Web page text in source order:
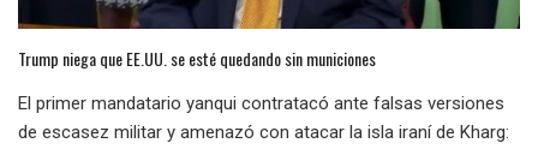
Trump niega que EE.UU. se esté quedando sin municiones
El primer mandatario yanqui contratacó ante falsas versiones
de escasez militar y amenazó con atacar la isla iraní de Kharg: